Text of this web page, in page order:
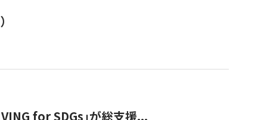
for SDGs」が総支援...